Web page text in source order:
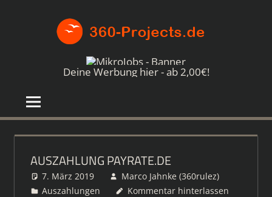
Seiten
im
Netz
Deine Werbung hier - ab 2,00€!
AUSZAHLUNG PAYRATE.DE
7. März 2019
Marco Jahnke (360rulez)
Auszahlungen
Kommentar hinterlassen